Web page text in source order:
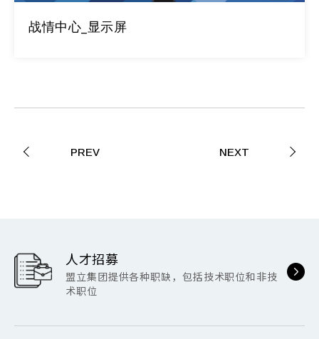
战情中心_显示屏
PREV NEXT
人才招募
盟立集团提供各种职缺，包括技术职位和非技
术职位